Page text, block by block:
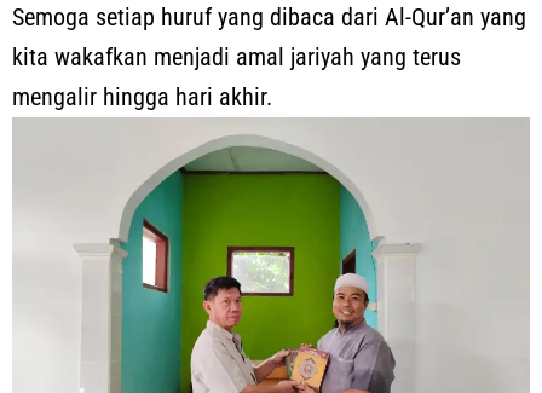
Semoga setiap huruf yang dibaca dari Al-Qur’an yang
kita wakafkan menjadi amal jariyah yang terus
mengalir hingga hari akhir.